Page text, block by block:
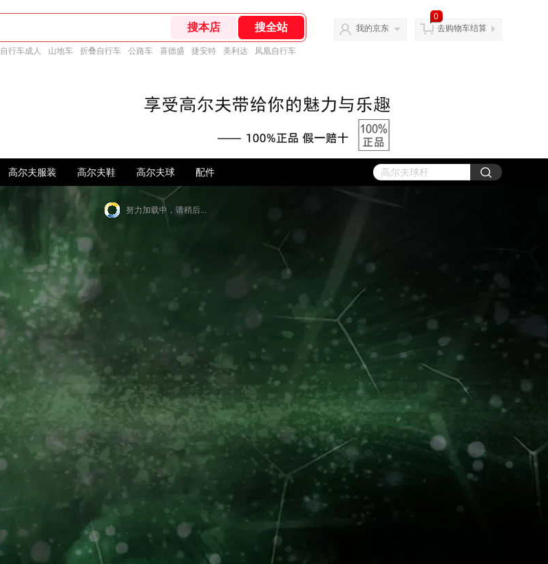
自行车成人 山地车 折叠自行车 公路车 喜德盛 捷安特 美利达 凤凰自行车
我的京东
0
去购物车结算
高尔夫服装 高尔夫鞋 高尔夫球 配件
努力加载中，请稍后...